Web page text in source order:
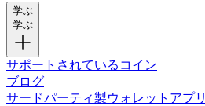
学ぶ
学ぶ
サポートされているコイン
ブログ
サードパーティ製ウォレットアプリ